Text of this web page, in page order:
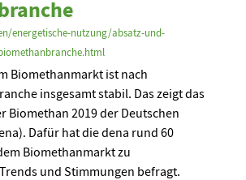
energetische-nutzung/absatz-und-
Biomethanmarkt ist nach
insgesamt stabil. Das zeigt das
Biomethan 2019 der Deutschen
Dafür hat die dena rund 60
Biomethanmarkt zu
und Stimmungen befragt.